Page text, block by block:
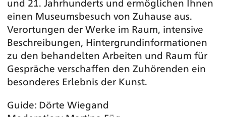
einen Museumsbesuch von Zuhause aus.
Verortungen der Werke im Raum, intensive
Beschreibungen, Hintergrundinformationen
zu den behandelten Arbeiten und Raum für
Gespräche verschaffen den Zuhörenden ein
besonderes Erlebnis der Kunst.
Guide: Dörte Wiegand